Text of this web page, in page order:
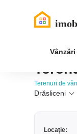
Vânzări
Terenuri de
Drăsliceni
Locație: